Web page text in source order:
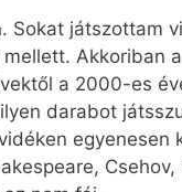
Sokat játszottam
Akkoriban
a 2000-es
darabot
egyenesen